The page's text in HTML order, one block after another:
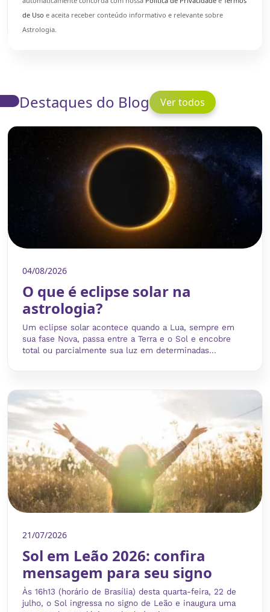
de Uso e aceita receber conteúdo informativo e relevante sobre
Astrologia.
Destaques do Blog Ver todos
04/08/2026
O que é eclipse solar na
astrologia?
Um eclipse solar acontece quando a Lua, sempre em
sua fase Nova, passa entre a Terra e o Sol e encobre
total ou parcialmente sua luz em determinadas...
21/07/2026
Sol em Leão 2026: confira
mensagem para seu signo
Às 16h13 (horário de Brasília) desta quarta-feira, 22 de
julho, o Sol ingressa no signo de Leão e inaugura uma